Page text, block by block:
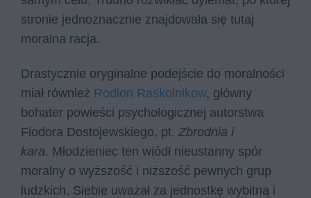
stronie jednoznacznie znajdowała się tutaj
moralna racja.
Drastycznie oryginalne podejście do moralności
miał również Rodion Raskolnikow, główny
bohater powieści psychologicznej autorstwa
Fiodora Dostojewskiego, pt. Zbrodnia i
kara. Młodzieniec ten wiódł nieustanny spór
moralny o wyższość i niższość pewnych grup
ludzkich. Siebie uważał za jednostkę wybitną i